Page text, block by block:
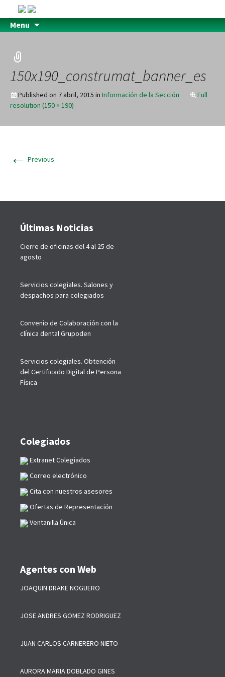
Menu
150x190_construmat_banner_es
Published on 7 abril, 2015 in Información de la Sección
Full
resolution (150 × 190)
← Previous
Últimas Noticias
Cierre de oficinas del 4 al 25 de
agosto
Servicios colegiales. Salones y
despachos para colegiados
Convenio de Colaboración con la
clínica dental Grupoden
Servicios colegiales. Obtención
del Certificado Digital de Persona
Física
Colegiados
Extranet Colegiados
Correo electrónico
Cita con nuestros asesores
Ofertas de Representación
Ventanilla Única
Agentes con Web
JOAQUIN DRAKE NOGUERO
JOSE ANDRES GOMEZ RODRIGUEZ
JUAN CARLOS CARNERERO NIETO
AURORA MARIA DOBLADO GINES